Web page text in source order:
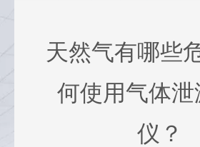
天然气有哪些
何使用气体泄
仪？